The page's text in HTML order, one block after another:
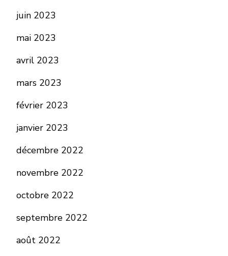
juin 2023
mai 2023
avril 2023
mars 2023
février 2023
janvier 2023
décembre 2022
novembre 2022
octobre 2022
septembre 2022
août 2022